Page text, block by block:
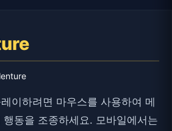
이하려면 마우스를 사용하여 메
동을 조종하세요. 모바일에서는